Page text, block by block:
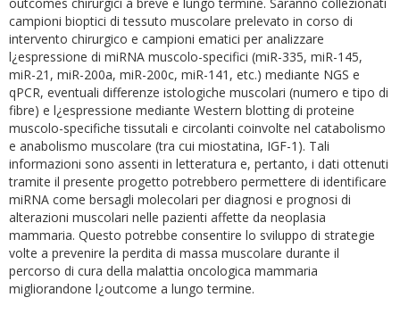
campioni bioptici di tessuto muscolare prelevato in corso di
intervento chirurgico e campioni ematici per analizzare
l¿espressione di miRNA muscolo-specifici (miR-335, miR-145,
miR-21, miR-200a, miR-200c, miR-141, etc.) mediante NGS e
qPCR, eventuali differenze istologiche muscolari (numero e tipo di
fibre) e l¿espressione mediante Western blotting di proteine
muscolo-specifiche tissutali e circolanti coinvolte nel catabolismo
e anabolismo muscolare (tra cui miostatina, IGF-1). Tali
informazioni sono assenti in letteratura e, pertanto, i dati ottenuti
tramite il presente progetto potrebbero permettere di identificare
miRNA come bersagli molecolari per diagnosi e prognosi di
alterazioni muscolari nelle pazienti affette da neoplasia
mammaria. Questo potrebbe consentire lo sviluppo di strategie
volte a prevenire la perdita di massa muscolare durante il
percorso di cura della malattia oncologica mammaria
migliorandone l¿outcome a lungo termine.